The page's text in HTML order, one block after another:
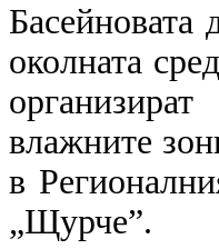
Басейновата
околната
влажните
в
„Щурче”.